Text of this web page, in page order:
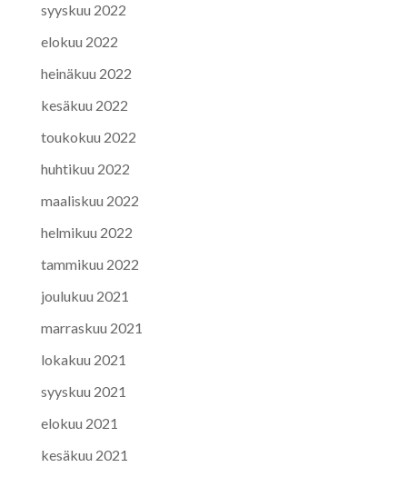
syyskuu 2022
elokuu 2022
heinäkuu 2022
kesäkuu 2022
toukokuu 2022
huhtikuu 2022
maaliskuu 2022
helmikuu 2022
tammikuu 2022
joulukuu 2021
marraskuu 2021
lokakuu 2021
syyskuu 2021
elokuu 2021
kesäkuu 2021